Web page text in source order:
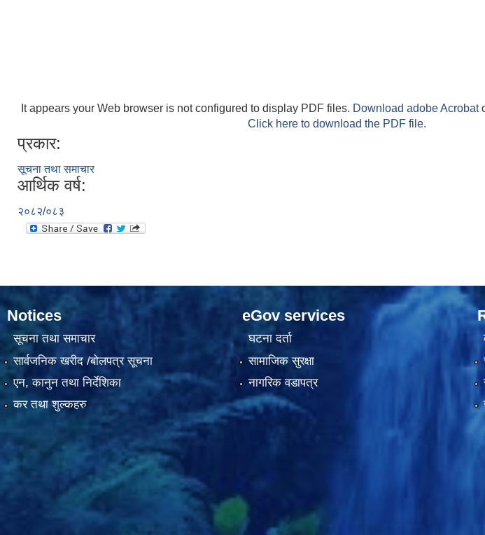
It appears your Web browser is not configured to display PDF files. Download adobe Acrobat
Click here to download the PDF file.
प्रकार:
सूचना तथा समाचार
आर्थिक वर्ष:
२०८२/०८३
Notices
सूचना तथा समाचार
सार्वजनिक खरीद /बोलपत्र सूचना
एन, कानुन तथा निर्देशिका
कर तथा शुल्कहरु
eGov services
घटना दर्ता
सामाजिक सुरक्षा
नागरिक वडापत्र